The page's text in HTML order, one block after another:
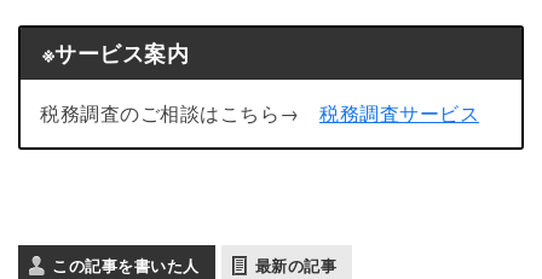
※サービス案内
税務調査のご相談はこちら→ 税務調査サービス
この記事を書いた人 最新の記事